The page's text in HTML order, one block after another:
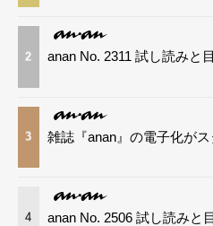
2 anan No. 2311 試し読みと
3 雑誌『anan』の電子化がス
4 anan No. 2506 試し読みと